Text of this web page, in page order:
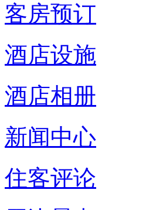
客房预订
酒店设施
酒店相册
新闻中心
住客评论